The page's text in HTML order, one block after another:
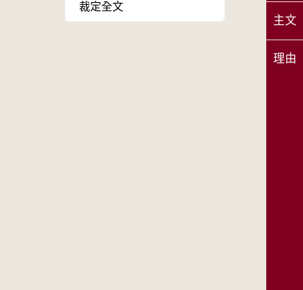
裁定全文
主文
理由